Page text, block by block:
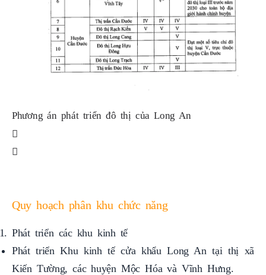
Phương án phát triển đô thị của Long An
Quy hoạch phân khu chức năng
Phát triển các khu kinh tế
Phát triển Khu kinh tế cửa khẩu Long An tại thị xã
Kiến Tường, các huyện Mộc Hóa và Vĩnh Hưng.